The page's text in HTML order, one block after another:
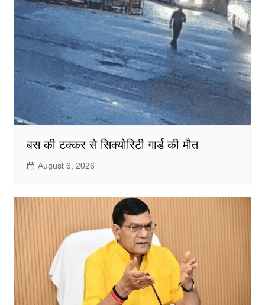
बस की टक्कर से सिक्योरिटी गार्ड की मौत
August 6, 2026